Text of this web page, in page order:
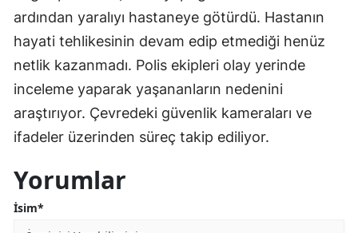
ardından yaralıyı hastaneye götürdü. Hastanın
hayati tehlikesinin devam edip etmediği henüz
netlik kazanmadı. Polis ekipleri olay yerinde
inceleme yaparak yaşananların nedenini
araştırıyor. Çevredeki güvenlik kameraları ve
ifadeler üzerinden süreç takip ediliyor.
Yorumlar
İsim*